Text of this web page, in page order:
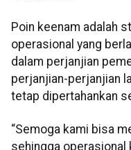
Poin keenam adalah
operasional yang
dalam perjanjian
perjanjian-perjanjian
tetap dipertahankan
“Semoga kami bisa
sehingga operasional